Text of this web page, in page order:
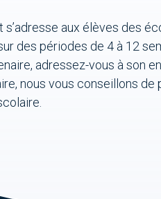
aux élèves des
des périodes de 4 à 12
adressez-vous à son
nous vous conseillons